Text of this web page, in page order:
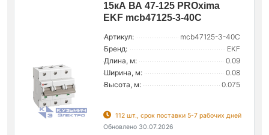
15кА ВА 47-125 PROxima
EKF mcb47125-3-40C
Артикул:
mcb47125-3-40C
Бренд:
EKF
Длина, м:
0.09
Ширина, м:
0.08
Высота, м:
0.075
112 шт., срок поставки 5-7 рабочих дней
Обновлено 30.07.2026